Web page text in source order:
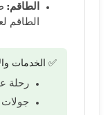
الطاقم:
الطاقم
✅ الخدمات
رحلة